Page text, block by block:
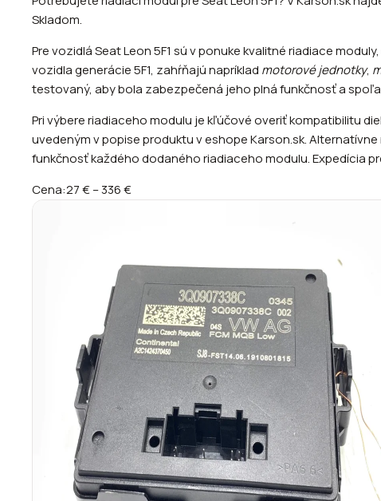
Skladom.
Pre vozidlá Seat Leon 5F1 sú v ponuke kvalitné riadiace
vozidla generácie 5F1, zahŕňajú napríklad motorové jednotky,
testovaný, aby bola zabezpečená jeho plná funkčnosť a
Pri výbere riadiaceho modulu je kľúčové overiť kompatibilitu
uvedeným v popise produktu v eshope Karson.sk.
funkčnosť každého dodaného riadiaceho modulu. Expedícia
Cena:27 €–336 €